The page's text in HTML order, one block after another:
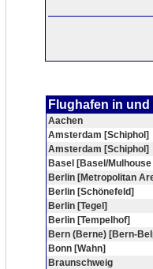
Flughafen in
Aachen
Amsterdam [Schiphol]
Amsterdam [Schiphol]
Basel [Basel/
Berlin [Metropolitan
Berlin [Schönefeld]
Berlin [Tegel]
Berlin [Tempelhof]
Bern (Berne) [Bern-
Bonn [Wahn]
Braunschweig